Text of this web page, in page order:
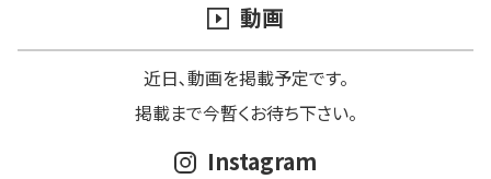
動画
近日､動画を掲載予定です。
掲載まで今暫くお待ち下さい。
Instagram